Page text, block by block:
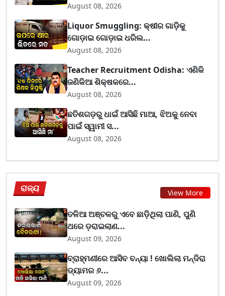
August 08, 2026
Liquor Smuggling: କ୍ଷୀର ଗାଡ଼ିକୁ
ଗୋଡ଼ାଇ ଗୋଡ଼ାଇ ଧରିଲ...
August 08, 2026
Teacher Recruitment Odisha: ଏଣିକି
ଜଣିକିଆ ଶିକ୍ଷକରେ...
August 08, 2026
ଛତିଶଗଡ଼ରୁ ଧାଇଁ ଆସିଛି ମାଆ, ଝିଅକୁ ନେବା
ପାଇଁ ସ୍ୱାମୀ ସ...
August 08, 2026
ରାଜ୍ୟ View More
ତଳିଆ ଅଞ୍ଚଳରୁ ଏବେ ଛାଡ଼ିଥିଲା ପାଣି, ପୁଣି
ଥରେ ଡ଼ରାଇଲାଣ...
August 09, 2026
ବ୍ରାହ୍ମଣୀରେ ଆସିବ ବନ୍ୟା ! ଖୋଲିଲା ମନ୍ଦିରା
ଡ୍ୟାମର ୬...
August 09, 2026